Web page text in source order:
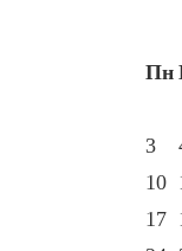
Пн
3
10
17